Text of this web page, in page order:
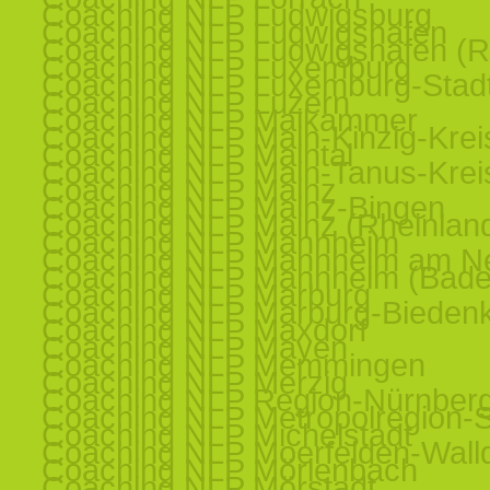
Coaching NLP Ludwigsburg
Coaching NLP Ludwigshafen
Coaching NLP Ludwigshafen
Coaching NLP Luxemburg
Coaching NLP Luxemburg-
Coaching NLP Luzern
Coaching NLP Maikammer
Coaching NLP Main-Kinzig-
Coaching NLP Maintal
Coaching NLP Main-Tanus-
Coaching NLP Mainz
Coaching NLP Mainz-Bingen
Coaching NLP Mainz
Coaching NLP Mannheim
Coaching NLP Mannheim am
Coaching NLP Mannheim
Coaching NLP Marburg
Coaching NLP Marburg-
Coaching NLP Maxdorf
Coaching NLP Mayen
Coaching NLP Memmingen
Coaching NLP Merzig
Coaching NLP Region-
Coaching NLP Metropolregion-
Coaching NLP Michelstadt
Coaching NLP Moerfelden-
Coaching NLP Mörlenbach